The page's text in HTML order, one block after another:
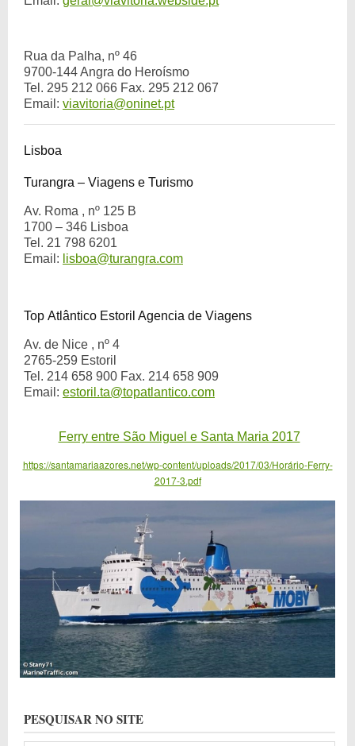
Rua da Palha, nº 46
9700-144 Angra do Heroísmo
Tel. 295 212 066 Fax. 295 212 067
Email: viavitoria@oninet.pt
Lisboa
Turangra – Viagens e Turismo
Av. Roma , nº 125 B
1700 – 346 Lisboa
Tel. 21 798 6201
Email: lisboa@turangra.com
Top Atlântico Estoril Agencia de Viagens
Av. de Nice , nº 4
2765-259 Estoril
Tel. 214 658 900 Fax. 214 658 909
Email: estoril.ta@topatlantico.com
Ferry entre São Miguel e Santa Maria 2017
https://santamariaazores.net/wp-content/uploads/2017/03/Horário-Ferry-
2017-3.pdf
PESQUISAR NO SITE